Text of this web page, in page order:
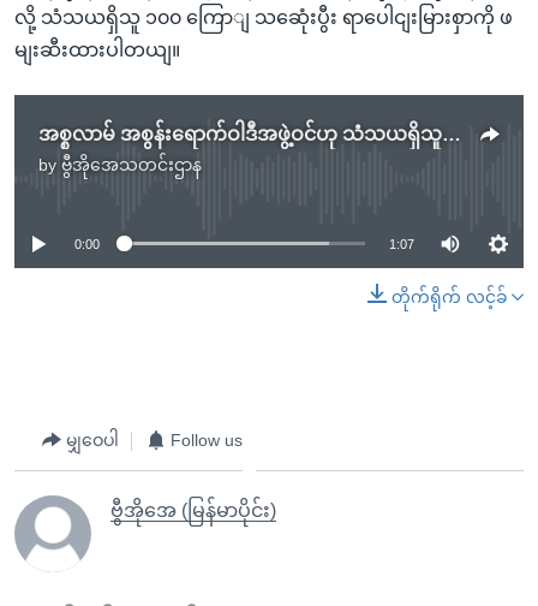
လို့ သံသယရှိသူ ၁၀၀ ကြောျ သဆေုံးပွီး ရာပေါငျးမြားစှာကို ဖ
မျးဆီးထားပါတယျ။
အစ္စလာမ် အစွန်းရောက်ဝါဒီအဖွဲ့ဝင်ဟု သံသယရှိသူ ၁၅ ဦး ဘင်္ဂလားဒေ့ရှ် ဖမ်းဆီး
by ဗွီအိုအေသတင်းဌာန
No media source currently available
0:00 1:07
တိုက်ရိုက် လင့်ခ်
မျှဝေပါ Follow us
ဗွီအိုအေ (မြန်မာပိုင်း)